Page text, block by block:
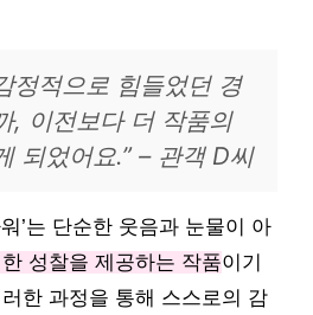
정적으로 힘들었던 경
, 이전보다 더 작품의
되었어요.” – 관객 D씨
’는 단순한 웃음과 눈물이 아
성찰을 제공하는 작품이기
한 과정을 통해 스스로의 감